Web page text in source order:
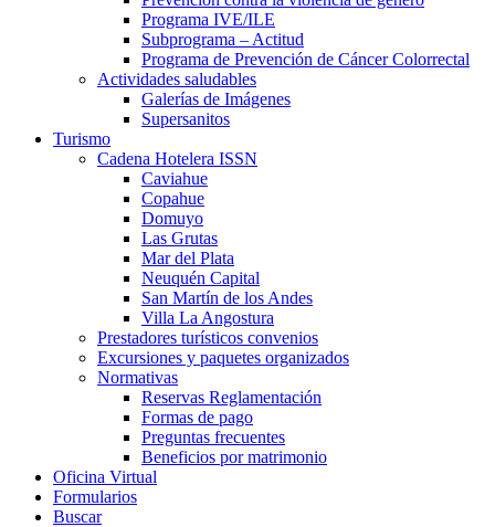
Programa IVE/ILE
Subprograma – Actitud
Programa de Prevención de Cáncer Colorrectal
Actividades saludables
Galerías de Imágenes
Supersanitos
Turismo
Cadena Hotelera ISSN
Caviahue
Copahue
Domuyo
Las Grutas
Mar del Plata
Neuquén Capital
San Martín de los Andes
Villa La Angostura
Prestadores turísticos convenios
Excursiones y paquetes organizados
Normativas
Reservas Reglamentación
Formas de pago
Preguntas frecuentes
Beneficios por matrimonio
Oficina Virtual
Formularios
Buscar